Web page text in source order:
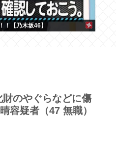
！【乃木坂46】
のやぐらなどに傷
容疑者（47 無職）